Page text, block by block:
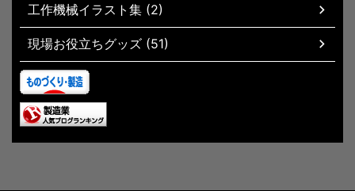
工作機械イラスト集 (2)
現場お役立ちグッズ (51)